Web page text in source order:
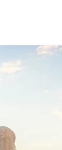
Writers 2026